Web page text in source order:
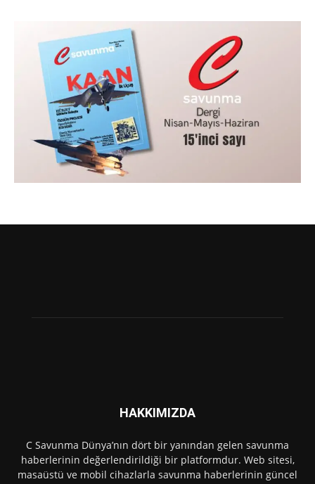
HAKKIMIZDA
C Savunma Dünya’nın dört bir yanından gelen savunma
haberlerinin değerlendirildiği bir platformdur. Web sitesi,
masaüstü ve mobil cihazlarla savunma haberlerinin güncel